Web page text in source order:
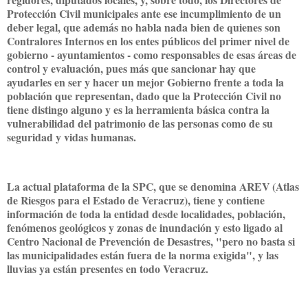
Protección Civil municipales ante ese incumplimiento de un
deber legal, que además no habla nada bien de quienes son
Contralores Internos en los entes públicos del primer nivel de
gobierno - ayuntamientos - como responsables de esas áreas de
control y evaluación, pues más que sancionar hay que
ayudarles en ser y hacer un mejor Gobierno frente a toda la
población que representan, dado que la Protección Civil no
tiene distingo alguno y es la herramienta básica contra la
vulnerabilidad del patrimonio de las personas como de su
seguridad y vidas humanas.
La actual plataforma de la SPC, que se denomina AREV (Atlas
de Riesgos para el Estado de Veracruz), tiene y contiene
información de toda la entidad desde localidades, población,
fenómenos geológicos y zonas de inundación y esto ligado al
Centro Nacional de Prevención de Desastres, "pero no basta si
las municipalidades están fuera de la norma exigida", y las
lluvias ya están presentes en todo Veracruz.